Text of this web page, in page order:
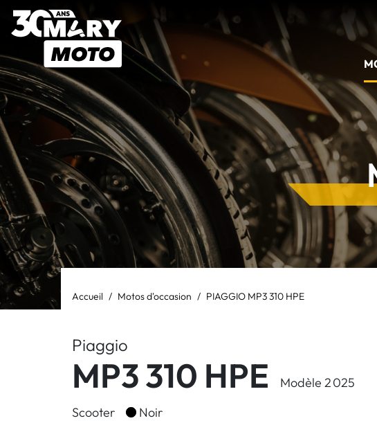
Accueil Motos d'occasion PIAGGIO MP3 310 HPE
Piaggio
MP3 310 HPE
Modèle 2 025
Scooter
Noir